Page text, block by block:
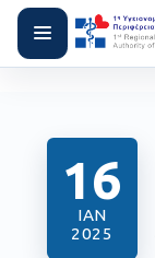
16
ΙΑΝ
2025